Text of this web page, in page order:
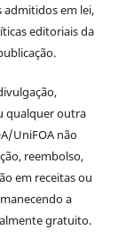
em lei,
editoriais da
qualquer outra
UniFOA não
reembolso,
em receitas ou
a
gratuito.